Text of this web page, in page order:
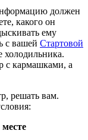
должен
какого он
ему
с вашей Стартовой
холодильника.
с кармашками, а
решать вам.